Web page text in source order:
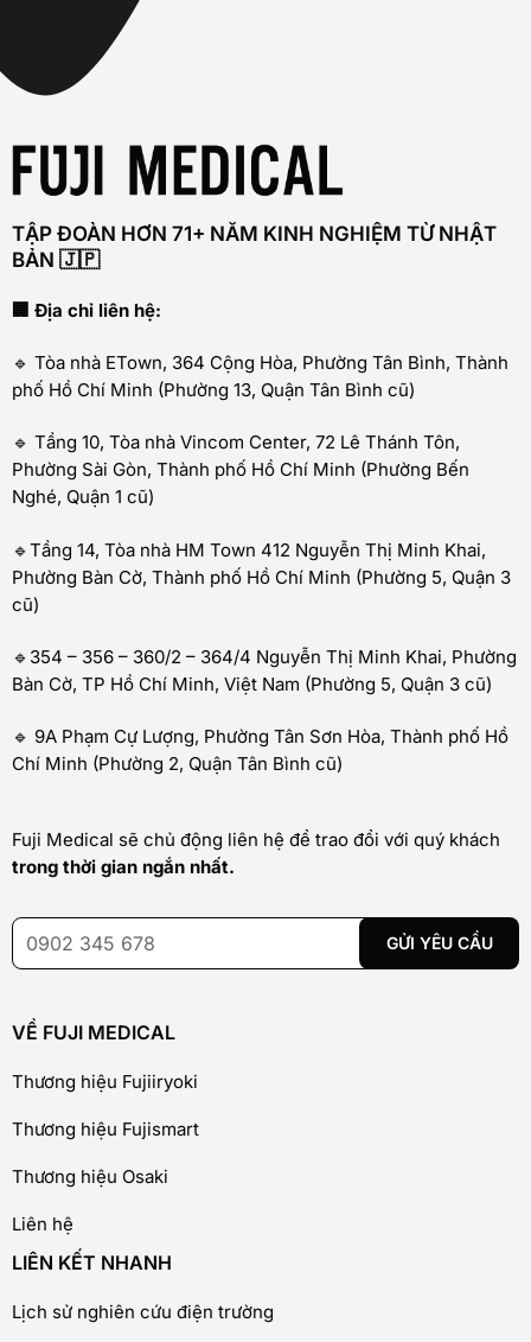
TẬP ĐOÀN HƠN 71+ NĂM KINH NGHIỆM TỪ NHẬT
BẢN 🇯🇵
🏢 Địa chỉ liên hệ:
🔹 Tòa nhà ETown, 364 Cộng Hòa, Phường Tân Bình, Thành
phố Hồ Chí Minh (Phường 13, Quận Tân Bình cũ)
🔹 Tầng 10, Tòa nhà Vincom Center, 72 Lê Thánh Tôn,
Phường Sài Gòn, Thành phố Hồ Chí Minh (Phường Bến
Nghé, Quận 1 cũ)
🔹Tầng 14, Tòa nhà HM Town 412 Nguyễn Thị Minh Khai,
Phường Bàn Cờ, Thành phố Hồ Chí Minh (Phường 5, Quận 3
cũ)
🔹354 – 356 – 360/2 – 364/4 Nguyễn Thị Minh Khai, Phường
Bàn Cờ, TP Hồ Chí Minh, Việt Nam (Phường 5, Quận 3 cũ)
🔹 9A Phạm Cự Lượng, Phường Tân Sơn Hòa, Thành phố Hồ
Chí Minh (Phường 2, Quận Tân Bình cũ)
Fuji Medical sẽ chủ động liên hệ để trao đổi với quý khách
trong thời gian ngắn nhất.
VỀ FUJI MEDICAL
Thương hiệu Fujiiryoki
Thương hiệu Fujismart
Thương hiệu Osaki
Liên hệ
LIÊN KẾT NHANH
Lịch sử nghiên cứu điện trường